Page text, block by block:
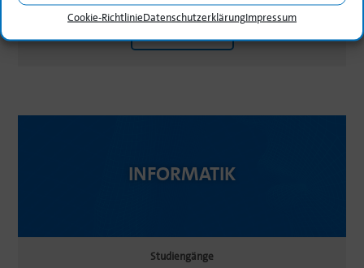
Cookie-Richt­linieDaten­schutz­er­klä­rungImpressum
INFOR­MATIK
Studi­en­gänge